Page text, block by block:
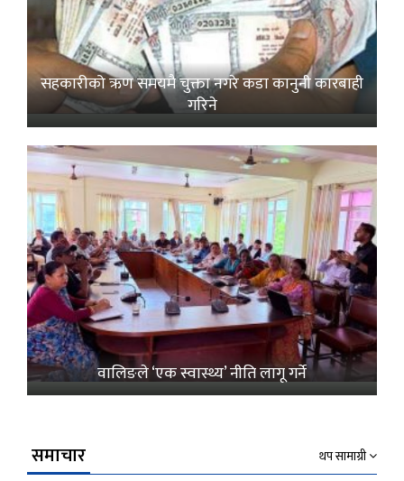
सहकारीको ऋण समयमै चुक्ता नगरे कडा कानुनी कारबाही
गरिने
वालिङले ‘एक स्वास्थ्य’ नीति लागू गर्ने
समाचार थप सामाग्री